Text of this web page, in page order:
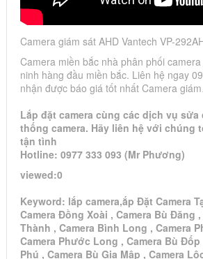
Camera giám sát AHD Vantech VP-
Camera miền bắc nhà phân phối
ninh hàng đầu miền bắc. Liên hệ ngay
nhận được báo giá tốt nhất Camera
Lắp đặt camera cùng các dịch vụ
thống camera. Hãy liên hệ với chúng
tận tình
Hotline: 0977 333 093 (Mr Phương)
viewed:0
Keyword: lắp camera,ắp Đặt Camera
Camera Đồng Xoài , Camera Bù Đăng
Thành , Camera Bình Long , Camera
Camera Phước Long , Camera Bù
Phú , Camera Bù Gia Mập , Camera